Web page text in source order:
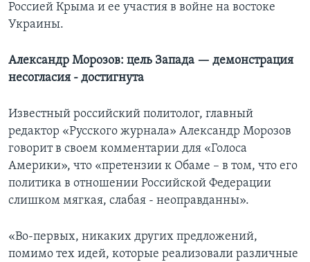
Россией Крыма и ее участия в войне на востоке
Украины.
Александр Морозов: цель Запада — демонстрация
несогласия - достигнута
Известный российский политолог, главный
редактор «Русского журнала» Александр Морозов
говорит в своем комментарии для «Голоса
Америки», что «претензии к Обаме – в том, что его
политика в отношении Российской Федерации
слишком мягкая, слабая - неоправданны».
«Во-первых, никаких других предложений,
помимо тех идей, которые реализовали различные